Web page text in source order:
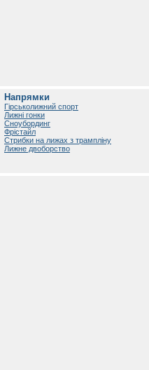
Напрямки
Гірськолижний спорт
Лижні гонки
Сноубординг
Фрістайл
Стрибки на лижах з трампліну
Лижне двоборство